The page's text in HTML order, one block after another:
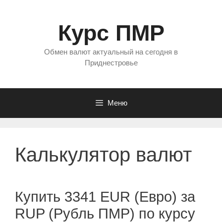
Курс ПМР
Обмен валют актуальный на сегодня в
Приднестровье
Меню
Калькулятор валют
Купить 3341 EUR (Евро) за
RUP (Рубль ПМР) по курсу